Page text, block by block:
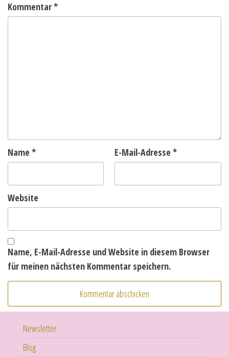
Kommentar*
Name * E-Mail-Adresse *
Website
Name, E-Mail-Adresse und Website in diesem Browser
für meinen nächsten Kommentar speichern.
Newsletter
Blog